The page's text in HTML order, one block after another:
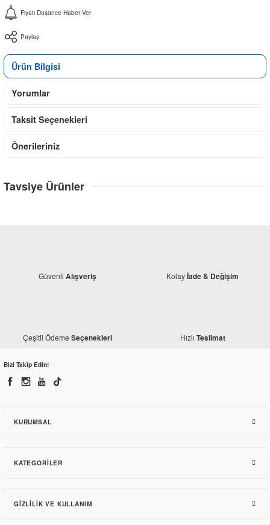
Fiyatı Düşünce Haber Ver
Paylaş
Ürün Bilgisi
Yorumlar
Taksit Seçenekleri
Önerileriniz
Tavsiye Ürünler
Honda CBR 125 Sağ Grenaj Orta Parça
Güvenli Alışveriş Kolayİade & Değişim
Çeşitli Ödeme Seçenekleri Hızlı Teslimat
Bizi Takip Edin!
KURUMSAL
KATEGORILER
GIZLILIK VE KULLANIM